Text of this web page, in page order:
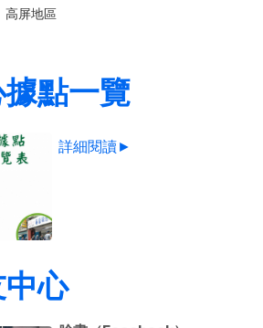
高屏地區
點一覽
詳細閱讀►
心